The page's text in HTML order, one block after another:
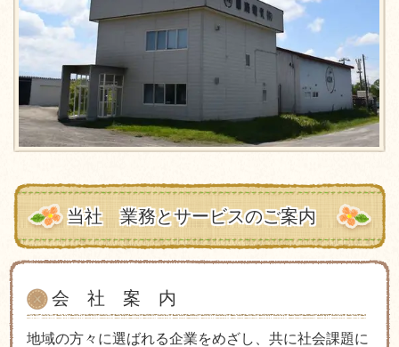
当社 業務とサービスのご案内
会 社 案 内
地域の方々に選ばれる企業をめざし、共に社会課題に